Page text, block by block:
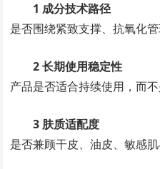
1 成分技术路径
是否围绕紧致支撑、抗氧化管
2 长期使用稳定性
产品是否适合持续使用，而
3 肤质适配度
是否兼顾干皮、油皮、敏感肌